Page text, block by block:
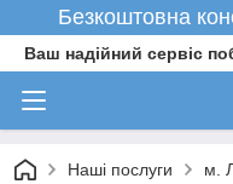
Безкоштовна
Ваш надійний сервіс
Наші послуги м.